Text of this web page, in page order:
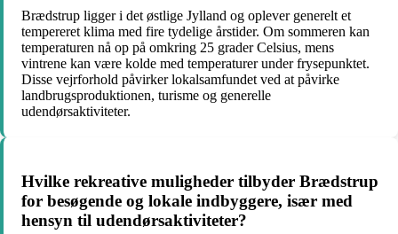
Brædstrup ligger i det østlige Jylland og oplever generelt et
tempereret klima med fire tydelige årstider. Om sommeren kan
temperaturen nå op på omkring 25 grader Celsius, mens
vintrene kan være kolde med temperaturer under frysepunktet.
Disse vejrforhold påvirker lokalsamfundet ved at påvirke
landbrugsproduktionen, turisme og generelle
udendørsaktiviteter.
Hvilke rekreative muligheder tilbyder Brædstrup
for besøgende og lokale indbyggere, især med
hensyn til udendørsaktiviteter?